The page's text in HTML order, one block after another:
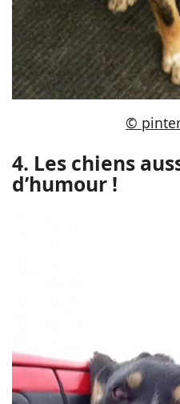
©
4. Les chiens
d’humour !